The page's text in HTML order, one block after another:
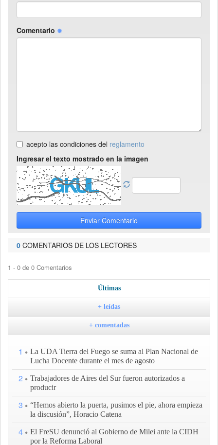
Comentario
acepto las condiciones del reglamento
Ingresar el texto mostrado en la imagen
Enviar Comentario
0 COMENTARIOS DE LOS LECTORES
1 - 0 de 0 Comentarios
Últimas
+ leídas
+ comentadas
1
La UDA Tierra del Fuego se suma al Plan Nacional de
Lucha Docente durante el mes de agosto
2
Trabajadores de Aires del Sur fueron autorizados a
producir
3
“Hemos abierto la puerta, pusimos el pie, ahora empieza
la discusión”, Horacio Catena
4
El FreSU denunció al Gobierno de Milei ante la CIDH
por la Reforma Laboral